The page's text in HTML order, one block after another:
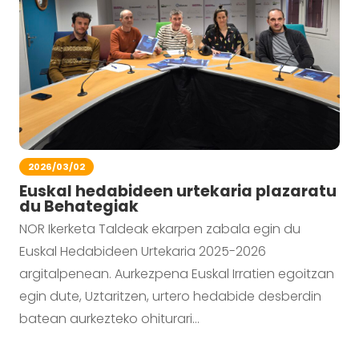
2026/03/02
Euskal hedabideen urtekaria plazaratu
du Behategiak
NOR Ikerketa Taldeak ekarpen zabala egin du
Euskal Hedabideen Urtekaria 2025-2026
argitalpenean. Aurkezpena Euskal Irratien egoitzan
egin dute, Uztaritzen, urtero hedabide desberdin
batean aurkezteko ohiturari…